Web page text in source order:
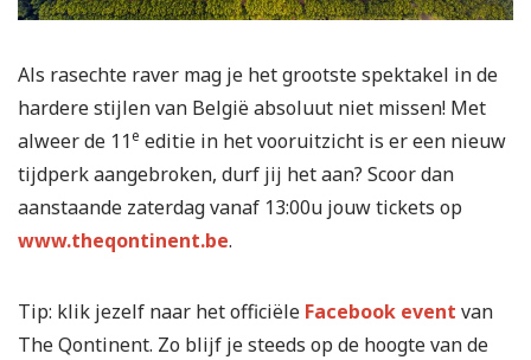
Als rasechte raver mag je het grootste spektakel in de
hardere stijlen van België absoluut niet missen! Met
alweer de 11e editie in het vooruitzicht is er een nieuw
tijdperk aangebroken, durf jij het aan? Scoor dan
aanstaande zaterdag vanaf 13:00u jouw tickets op
www.theqontinent.be.
Tip: klik jezelf naar het officiële Facebook event van
The Qontinent. Zo blijf je steeds op de hoogte van de